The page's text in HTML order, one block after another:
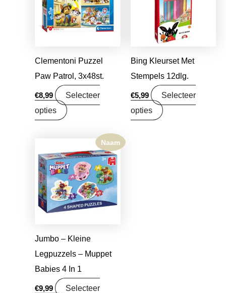
Clementoni Puzzel
Paw Patrol, 3x48st.
€8,99
Selecteer
opties
Bing Kleurset Met
Stempels 12dlg.
€5,99
Selecteer
opties
Naam
Jumbo – Kleine
Legpuzzels – Muppet
Babies 4 In 1
€9,99
Selecteer